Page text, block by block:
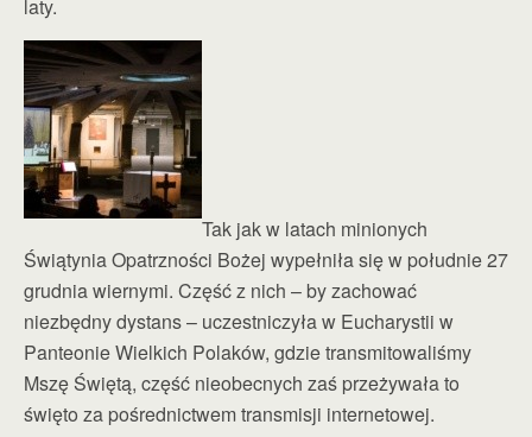
laty.
Tak jak w latach minionych
Świątynia Opatrzności Bożej wypełniła się w południe 27
grudnia wiernymi. Część z nich – by zachować
niezbędny dystans – uczestniczyła w Eucharystii w
Panteonie Wielkich Polaków, gdzie transmitowaliśmy
Mszę Świętą, część nieobecnych zaś przeżywała to
święto za pośrednictwem transmisji internetowej.